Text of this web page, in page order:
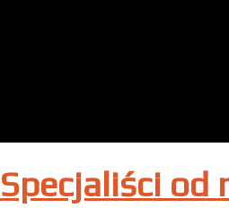
Specjaliści od